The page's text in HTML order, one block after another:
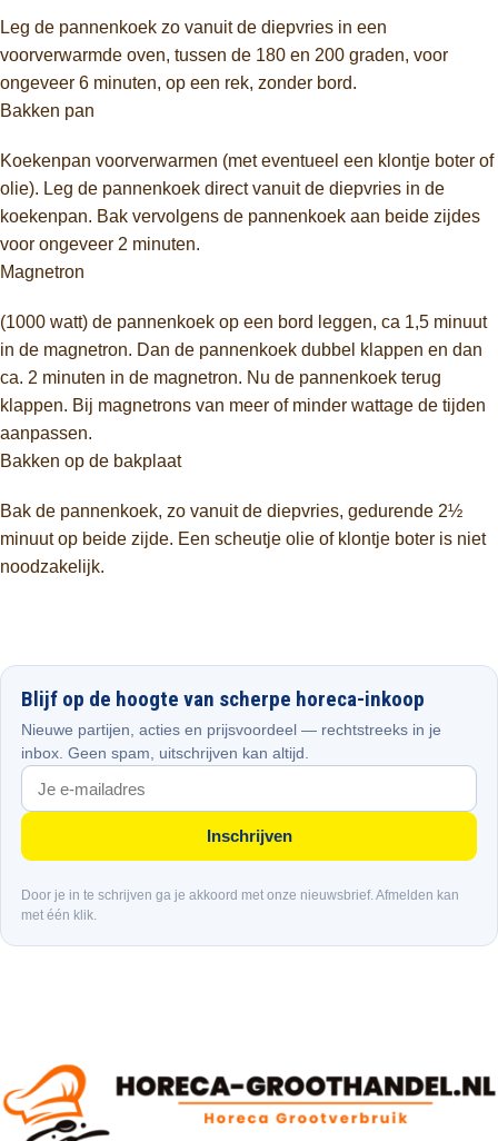
Leg de pannenkoek zo vanuit de diepvries in een
voorverwarmde oven, tussen de 180 en 200 graden, voor
ongeveer 6 minuten, op een rek, zonder bord.
Bakken pan
Koekenpan voorverwarmen (met eventueel een klontje boter of
olie). Leg de pannenkoek direct vanuit de diepvries in de
koekenpan. Bak vervolgens de pannenkoek aan beide zijdes
voor ongeveer 2 minuten.
Magnetron
(1000 watt) de pannenkoek op een bord leggen, ca 1,5 minuut
in de magnetron. Dan de pannenkoek dubbel klappen en dan
ca. 2 minuten in de magnetron. Nu de pannenkoek terug
klappen. Bij magnetrons van meer of minder wattage de tijden
aanpassen.
Bakken op de bakplaat
Bak de pannenkoek, zo vanuit de diepvries, gedurende 2½
minuut op beide zijde. Een scheutje olie of klontje boter is niet
noodzakelijk.
Blijf op de hoogte van scherpe horeca-inkoop
Nieuwe partijen, acties en prijsvoordeel — rechtstreeks in je
inbox. Geen spam, uitschrijven kan altijd.
Inschrijven
Door je in te schrijven ga je akkoord met onze nieuwsbrief. Afmelden kan
met één klik.